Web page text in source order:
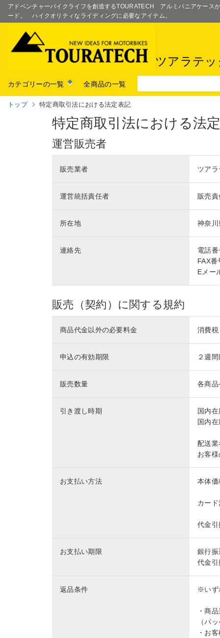
アドベンチャーバイクライフを創造するTOURATECH アルミパニアケース
ード。 ハイクオリティなライディングに必要なアイテム。
ツアラテ
カテゴリーの一覧 全商品の一覧
トップ 特定商取引法における法定表記
特定商取引法における法
運営販売者
販売業者 ツア
運営統括責任者 販売
所在地 神奈
連絡先
電話
FAX
Eメー
販売（契約）に関する規約
商品代金以外の必要料金 消費
申込の有効期限 ２週
販売数量 各商
引き渡し時期
国内
国内
配送
お客
お支払い方法 本体
カー
代金
お支払い期限
銀行
代金
返品条件 ※いず
・商
（パ
・お